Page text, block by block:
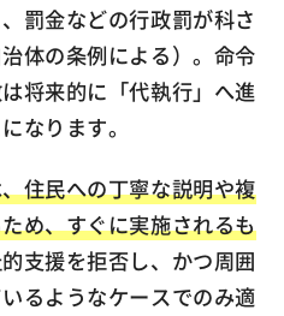
罰金などの行政罰が科さ
体の条例による）。命令
将来的に「代執行」へ進
なります。
住民への丁寧な説明や複
め、すぐに実施されるも
支援を拒否し、かつ周囲
るようなケースでのみ適